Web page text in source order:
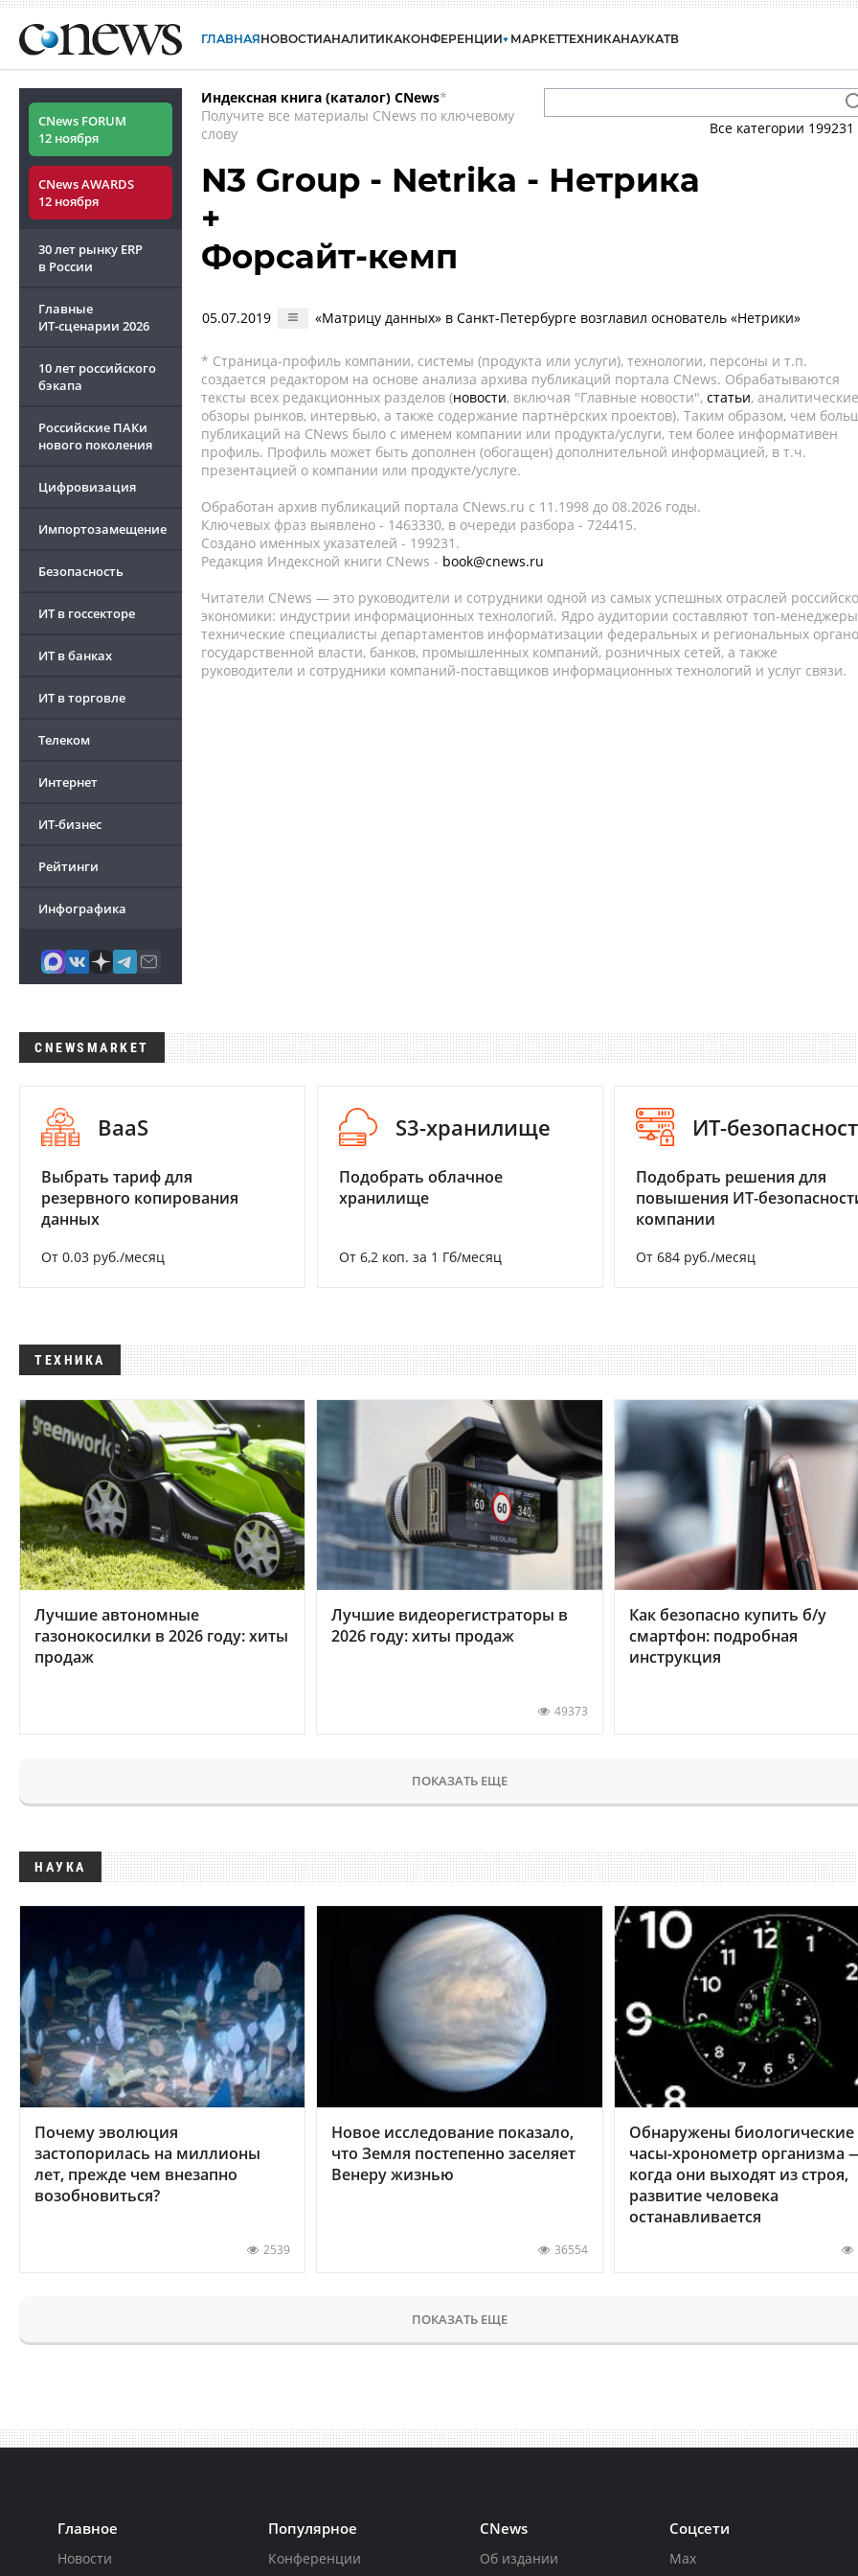
ГЛАВНАЯНОВОСТИАНАЛИТИКАКОНФЕРЕНЦИИ МАРКЕТТЕХНИКАНАУКАТВ
CNews FORUM
12 ноября
CNews AWARDS
12 ноября
30 лет рынку ERP
в России
Главные
ИТ-сценарии 2026
10 лет российского
бэкапа
Российские ПАКи
нового поколения
Цифровизация
Импортозамещение
Безопасность
ИТ в госсекторе
ИТ в банках
ИТ в торговле
Телеком
Интернет
ИТ-бизнес
Рейтинги
Инфографика
Индексная книга (каталог) CNews*
Получите все материалы CNews по ключевому
слову
Все категории 199231
N3 Group - Netrika - Нетрика
+
Форсайт-кемп
05.07.2019 «Матрицу данных» в Санкт-Петербурге возглавил основатель «Нетрики»
* Страница-профиль компании, системы (продукта или услуги), технологии, персоны и т.п.
создается редактором на основе анализа архива публикаций портала CNews. Обрабатываются
тексты всех редакционных разделов (новости, включая "Главные новости", статьи, аналитические
обзоры рынков, интервью, а также содержание партнёрских проектов). Таким образом, чем
публикаций на CNews было с именем компании или продукта/услуги, тем более информативен
профиль. Профиль может быть дополнен (обогащен) дополнительной информацией, в т.ч.
презентацией о компании или продукте/услуге.
Обработан архив публикаций портала CNews.ru c 11.1998 до 08.2026 годы.
Ключевых фраз выявлено - 1463330, в очереди разбора - 724415.
Создано именных указателей - 199231.
Редакция Индексной книги CNews - book@cnews.ru
Читатели CNews — это руководители и сотрудники одной из самых успешных отраслей
экономики: индустрии информационных технологий. Ядро аудитории составляют топ-
технические специалисты департаментов информатизации федеральных и региональных
государственной власти, банков, промышленных компаний, розничных сетей, а также
руководители и сотрудники компаний-поставщиков информационных технологий и услуг связи.
CNEWSMARKET
BaaS
Выбрать тариф для
резервного копирования
данных
От 0.03 руб./месяц
S3-хранилище
Подобрать облачное
хранилище
От 6,2 коп. за 1 Гб/месяц
ИТ-
Подобрать решения для
повышения ИТ-
компании
От 684 руб./месяц
ТЕХНИКА
Лучшие автономные
газонокосилки в 2026 году: хиты
продаж
Лучшие видеорегистраторы в
2026 году: хиты продаж
49373
Как безопасно купить б/у
смартфон: подробная
инструкция
ПОКАЗАТЬ ЕЩЕ
НАУКА
Почему эволюция
застопорилась на миллионы
лет, прежде чем внезапно
возобновиться?
2539
Новое исследование показало,
что Земля постепенно заселяет
Венеру жизнью
36554
Обнаружены биологические
часы-хронометр организма
когда они выходят из строя,
развитие человека
останавливается
ПОКАЗАТЬ ЕЩЕ
Главное
Новости
Популярное
Конференции
CNews
Об издании
Соцсети
Max